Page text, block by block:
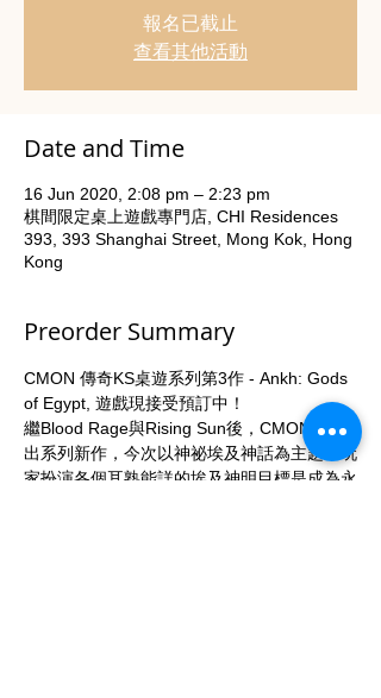
報名已截止
查看其他活動
Date and Time
16 Jun 2020, 2:08 pm – 2:23 pm
棋間限定桌上遊戲專門店, CHI Residences
393, 393 Shanghai Street, Mong Kok, Hong
Kong
Preorder Summary
CMON 傳奇KS桌遊系列第3作 - Ankh: Gods
of Egypt, 遊戲現接受預訂中！
繼Blood Rage與Rising Sun後，CMON終推
出系列新作，今次以神祕埃及神話為主題，玩
家扮演各個耳熟能詳的埃及神明目標是成為永